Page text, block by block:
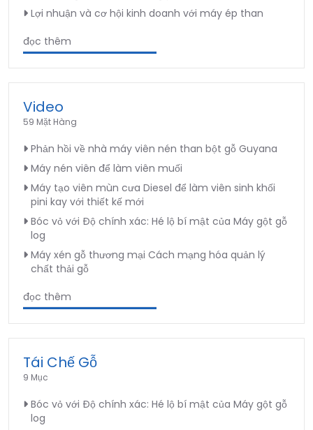
Lợi nhuận và cơ hội kinh doanh với máy ép than
đọc thêm
Video
59 Mặt Hàng
Phản hồi về nhà máy viên nén than bột gỗ Guyana
Máy nén viên để làm viên muối
Máy tạo viên mùn cưa Diesel để làm viên sinh khối
pini kay với thiết kế mới
Bóc vỏ với Độ chính xác: Hé lộ bí mật của Máy gột gỗ
log
Máy xén gỗ thương mại Cách mạng hóa quản lý
chất thải gỗ
đọc thêm
Tái Chế Gỗ
9 Mục
Bóc vỏ với Độ chính xác: Hé lộ bí mật của Máy gột gỗ
log